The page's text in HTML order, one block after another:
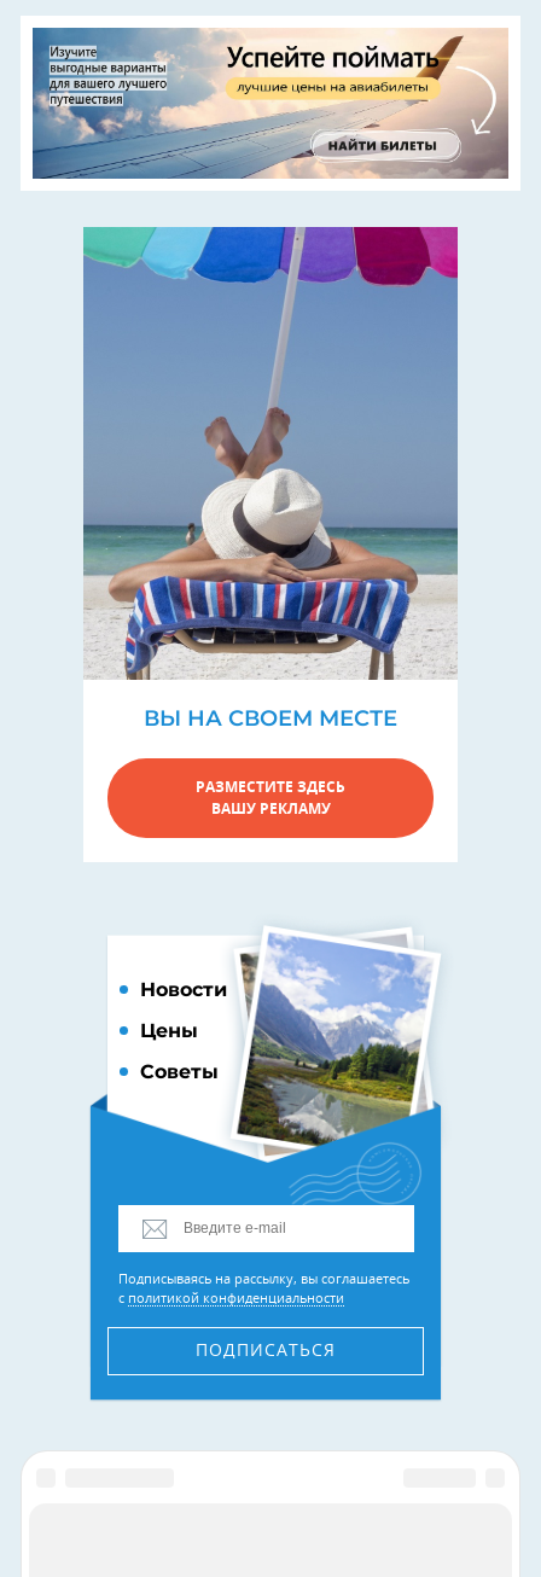
ВЫ НА СВОЕМ МЕСТЕ
РАЗМЕСТИТЕ ЗДЕСЬ
ВАШУ РЕКЛАМУ
Новости
Цены
Советы
Подписываясь на рассылку, вы соглашаетесь
с политикой конфиденциальности
ПОДПИСАТЬСЯ